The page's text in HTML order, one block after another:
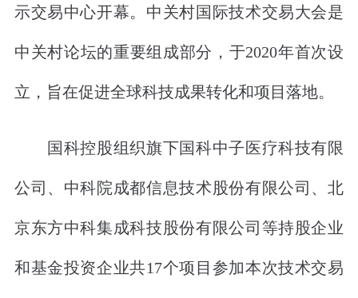
示交易中心开幕。中关村国际技术交易大会是
中关村论坛的重要组成部分，于2020年首次设
立，旨在促进全球科技成果转化和项目落地。
国科控股组织旗下国科中子医疗科技有限
公司、中科院成都信息技术股份有限公司、北
京东方中科集成科技股份有限公司等持股企业
和基金投资企业共17个项目参加本次技术交易